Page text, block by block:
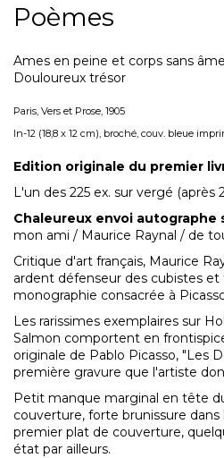
Poèmes
Ames en peine et corps sans
Douloureux trésor
Paris, Vers et Prose, 1905
In-12 (18,8 x 12 cm), broché, couv. bleue
Edition originale du premier
L'un des 225 ex. sur vergé (après
Chaleureux envoi autographe
mon ami / Maurice Raynal / de
Critique d'art français, Maurice
ardent défenseur des cubistes
monographie consacrée à Picasso
Les rarissimes exemplaires sur
Salmon comportent en
originale de Pablo Picasso, "Les
première gravure que l'artiste
Petit manque marginal en tête
couverture, forte brunissure
premier plat de couverture,
état par ailleurs.